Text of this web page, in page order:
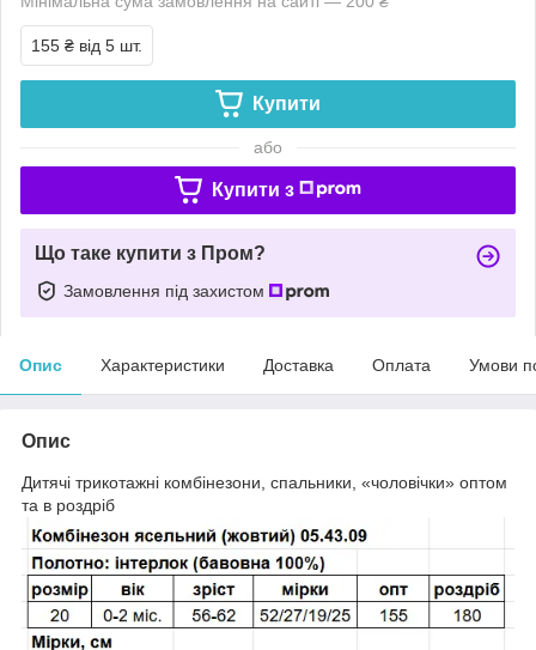
155 ₴ від 5 шт.
Купити
або
Купити з
Що таке купити з Пром?
Замовлення під захистом
Опис Характеристики Доставка Оплата Умови
Опис
Дитячі трикотажні комбінезони, спальники, «чоловічки» оптом
та в роздріб